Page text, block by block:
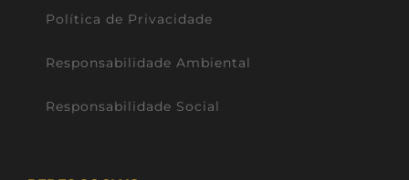
Política de Privacidade
Responsabilidade Ambiental
Responsabilidade Social